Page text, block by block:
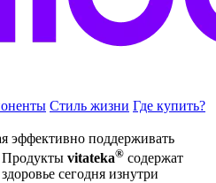
Стиль жизни Где купить?
эффективно поддерживать
Продукты vitateka® содержат
сегодня изнутри